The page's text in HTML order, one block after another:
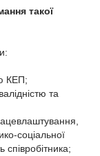
такої
КЕП;
та
соціальної
співробітника;